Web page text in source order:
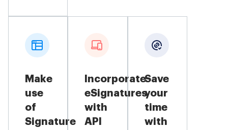
Make
use
of
Signature
Incorporate
eSignatures
with
API
Save
your
time
with